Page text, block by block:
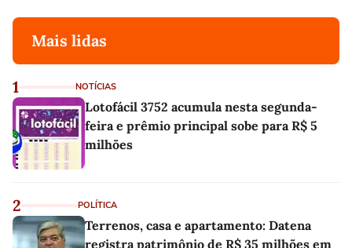
Mais lidas
1 NOTÍCIAS
Lotofácil 3752 acumula nesta segunda-
feira e prêmio principal sobe para R$ 5
milhões
2 POLÍTICA
Terrenos, casa e apartamento: Datena
registra patrimônio de R$ 35 milhões em